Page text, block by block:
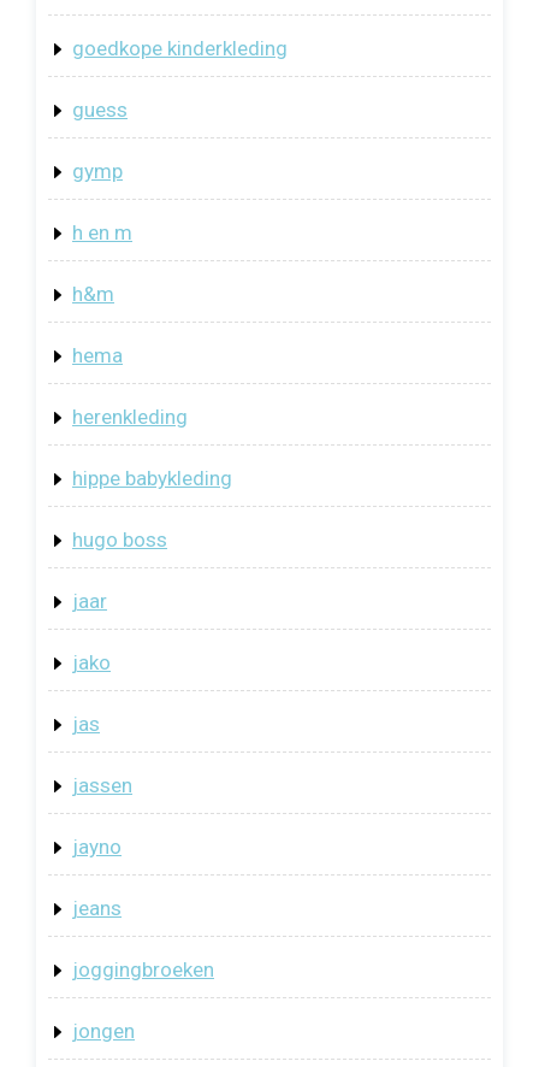
goedkope kinderkleding
guess
gymp
h en m
h&m
hema
herenkleding
hippe babykleding
hugo boss
jaar
jako
jas
jassen
jayno
jeans
joggingbroeken
jongen